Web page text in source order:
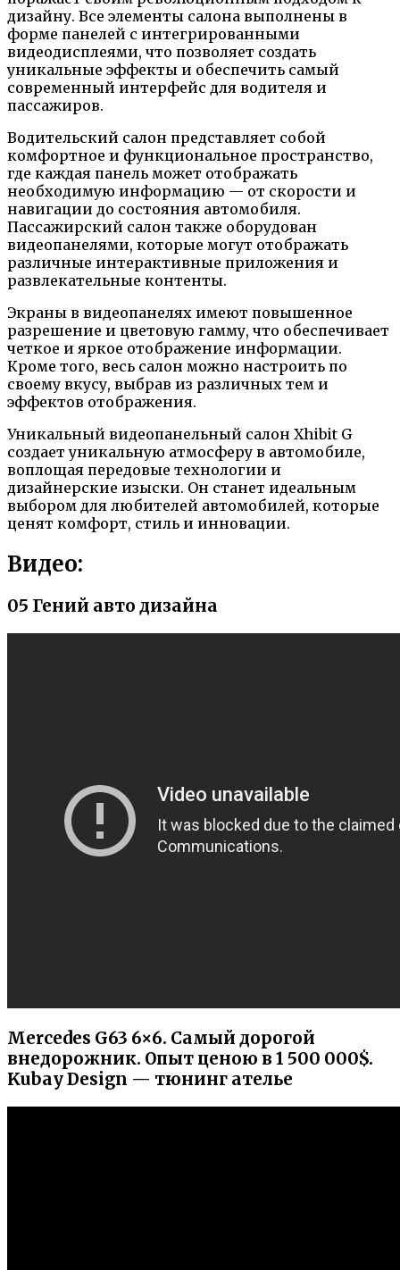
дизайну. Все элементы салона выполнены в
форме панелей с интегрированными
видеодисплеями, что позволяет создать
уникальные эффекты и обеспечить самый
современный интерфейс для водителя и
пассажиров.
Водительский салон представляет собой
комфортное и функциональное пространство,
где каждая панель может отображать
необходимую информацию — от скорости и
навигации до состояния автомобиля.
Пассажирский салон также оборудован
видеопанелями, которые могут отображать
различные интерактивные приложения и
развлекательные контенты.
Экраны в видеопанелях имеют повышенное
разрешение и цветовую гамму, что обеспечивает
четкое и яркое отображение информации.
Кроме того, весь салон можно настроить по
своему вкусу, выбрав из различных тем и
эффектов отображения.
Уникальный видеопанельный салон Xhibit G
создает уникальную атмосферу в автомобиле,
воплощая передовые технологии и
дизайнерские изыски. Он станет идеальным
выбором для любителей автомобилей, которые
ценят комфорт, стиль и инновации.
Видео:
05 Гений авто дизайна
Mercedes G63 6×6. Самый дорогой
внедорожник. Опыт ценою в 1 500 000$.
Kubay Design — тюнинг ателье